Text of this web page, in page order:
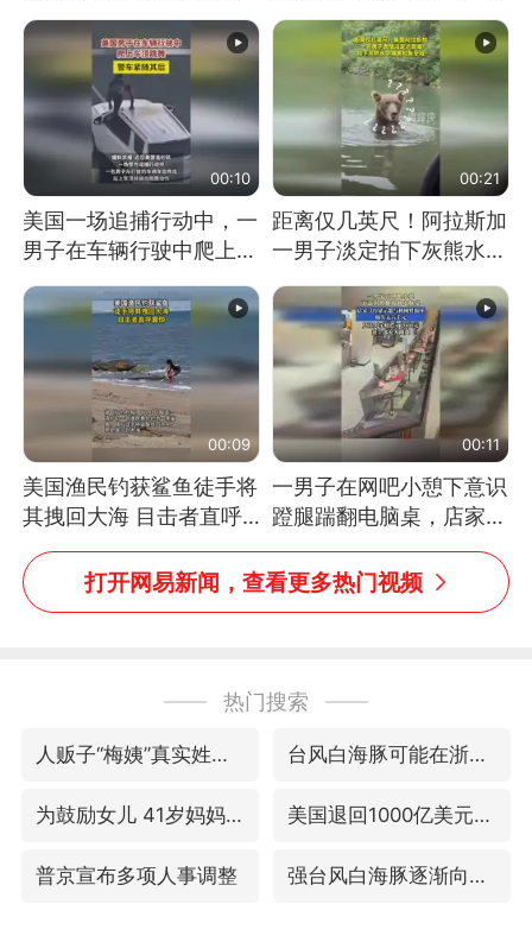
长大：挖了140多朵
友：真·裸眼3D！
00:10
美国一场追捕行动中，一
男子在车辆行驶中爬上车
顶跳舞。（新京报）
00:21
距离仅几英尺！阿拉斯加
一男子淡定拍下灰熊水中
捕食鲑鱼全程
00:09
美国渔民钓获鲨鱼徒手将
其拽回大海 目击者直呼
震惊 （视频来源：参考
消息）
00:11
一男子在网吧小憩下意识
蹬腿踹翻电脑桌，店家3
台显示器与机械臂损坏
打开网易新闻，查看更多热门视频
热门搜索
人贩子“梅姨”真实姓名曝光 台风白海豚可能在浙江登陆
为鼓励女儿 41岁妈妈考上985研究生 美国退回1000亿美元关税
普京宣布多项人事调整 强台风白海豚逐渐向我国靠近